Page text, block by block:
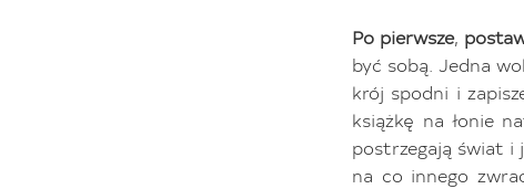
Po pierwsze,
być sobą. Jedna
krój spodni i
książkę na łonie
postrzegają świat i
na co innego